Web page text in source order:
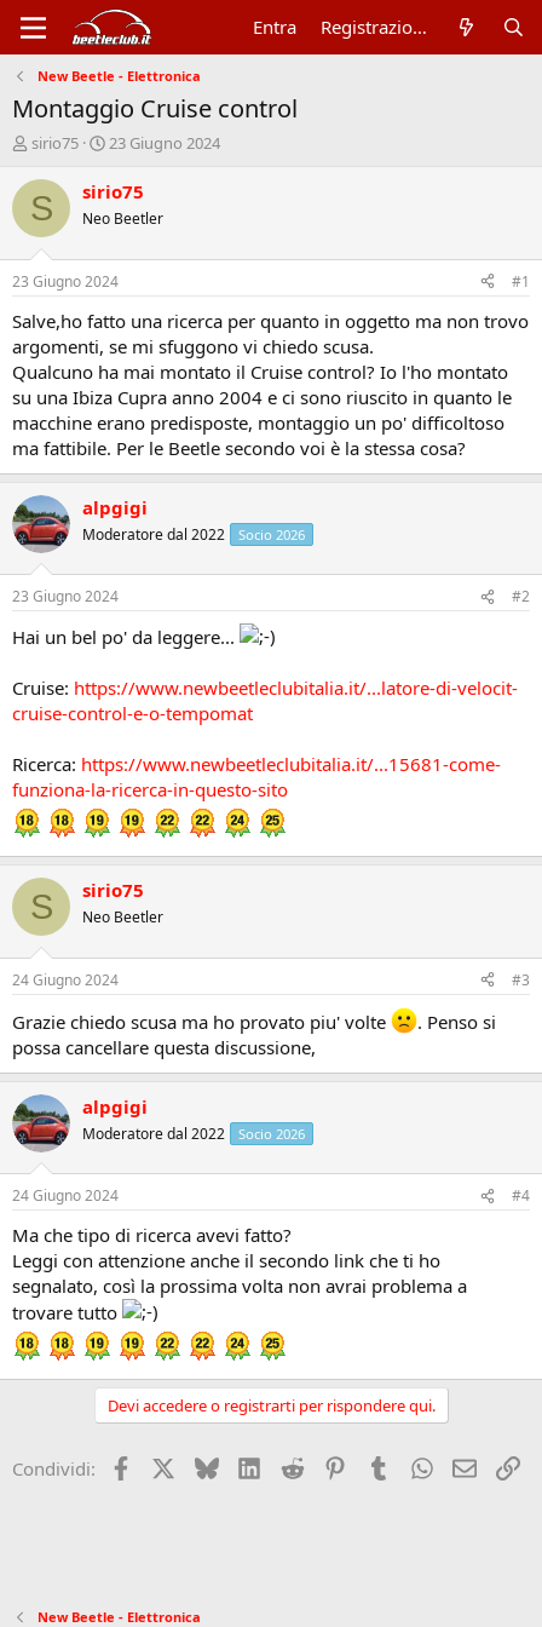
Entra Registrazione
New Beetle - Elettronica
Montaggio Cruise control
A
t
o
e
d
i
s
u
s
i
o
n
e
sirio75
D
t
d
i
n
i
i
o
23 Giugno 2024
S sirio75
Neo Beetler
23 Giugno 2024 #1
Salve,ho fatto una ricerca per quanto in oggetto ma non trovo
argomenti, se mi sfuggono vi chiedo scusa.
Qualcuno ha mai montato il Cruise control? Io l'ho montato
su una Ibiza Cupra anno 2004 e ci sono riuscito in quanto le
macchine erano predisposte, montaggio un po' difficoltoso
ma fattibile. Per le Beetle secondo voi è la stessa cosa?
alpgigi
Moderatore dal 2022 Socio 2026
23 Giugno 2024 #2
Hai un bel po' da leggere...
Cruise: https://www.newbeetleclubitalia.it/...latore-di-velocit-
cruise-control-e-o-tempomat
Ricerca: https://www.newbeetleclubitalia.it/...15681-come-
funziona-la-ricerca-in-questo-sito
S sirio75
Neo Beetler
24 Giugno 2024 #3
Grazie chiedo scusa ma ho provato piu' volte
. Penso si
possa cancellare questa discussione,
alpgigi
Moderatore dal 2022 Socio 2026
24 Giugno 2024 #4
Ma che tipo di ricerca avevi fatto?
Leggi con attenzione anche il secondo link che ti ho
segnalato, così la prossima volta non avrai problema a
trovare tutto
Devi accedere o registrarti per rispondere qui.
Condividi: FacebookX (Twitter)
BlueskyLinkedIn
Reddit PinterestTumblrWhatsApp
Email
New Beetle - Elettronica